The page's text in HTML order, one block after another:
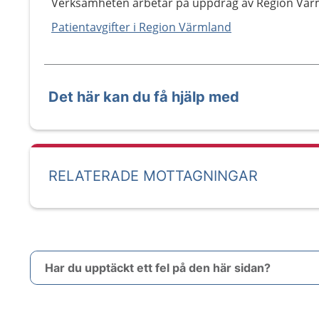
Patientavgifter i Region Värmland
Det här kan du få hjälp med
RELATERADE MOTTAGNINGAR
Har du upptäckt ett fel på den här sidan?